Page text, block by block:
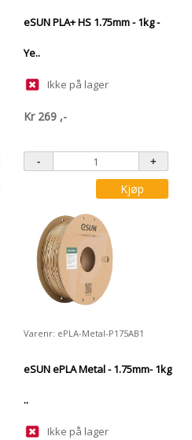
eSUN PLA+ HS 1.75mm - 1kg -
Ye..
Ikke på lager
Kr 269 ,-
Kjøp
Varenr: ePLA-Metal-P175AB1
eSUN ePLA Metal - 1.75mm- 1kg
..
Ikke på lager